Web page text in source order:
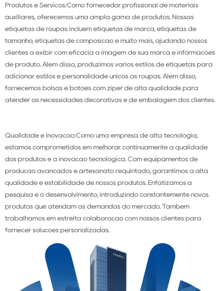
Produtos e Serviços:Como fornecedor profissional de materiais
auxiliares, oferecemos uma ampla gama de produtos. Nossas
etiquetas de roupas incluem etiquetas de marca, etiquetas de
tamanho, etiquetas de composição e muito mais, ajudando nossos
clientes a exibir com eficácia a imagem de sua marca e informações
de produto. Além disso, produzimos vários estilos de etiquetas para
adicionar estilos e personalidade únicos às roupas. Além disso,
fornecemos bolsas e botões com zíper de alta qualidade para
atender às necessidades decorativas e de embalagem dos clientes.
Qualidade e Inovação:Como uma empresa de alta tecnologia,
estamos comprometidos em melhorar continuamente a qualidade
dos produtos e a inovação tecnológica. Com equipamentos de
produção avançados e artesanato requintado, garantimos a alta
qualidade e estabilidade de nossos produtos. Enfatizamos a
pesquisa e o desenvolvimento, introduzindo constantemente novos
produtos que atendam às demandas do mercado. Também
trabalhamos em estreita colaboração com nossos clientes para
fornecer soluções personalizadas.